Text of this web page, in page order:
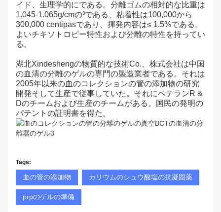
イド、生理学的にである。分離ゴムの相対的な比重は
1.045-1.065g/cmの³である、粘着性は100,000から
300,000 centipasであり、揮発内容は≤ 1.5%である。
よいチキソトロピー特性および分離の特性を持ってい
る。
湖北Xindeshengの物質的な技術Co.、株式会社は中国
の血清の分離のゲルの専門の製造業者である。それは
2005年以来の血のコレクションの管の添加物の研究
開発そして生産で従事していた。それにベテランR &
Dのチームおよび生産のチームがある。国民の発明の
パテントの証明書を得た。
Tags:
血の管の添加物 カリウムのシュウ酸塩の抗凝固薬
prpのゲルの準備